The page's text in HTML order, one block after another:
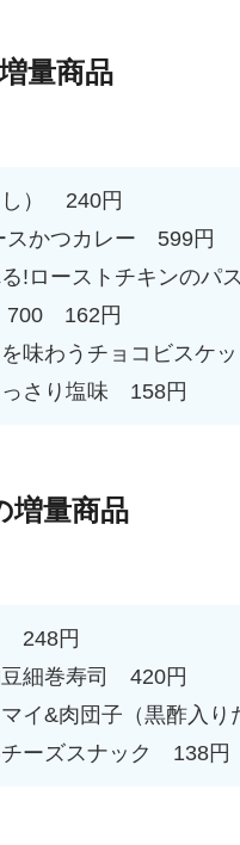
量商品
し） 240円
スかつカレー 599円
る!ローストチキンの
700 162円
を味わうチョコビスケ
っさり塩味 158円
増量商品
248円
豆細巻寿司 420円
マイ&肉団子（黒酢入
チーズスナック 138円